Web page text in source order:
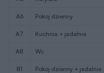
A6 pokój dzienny
A7 kuchnia + jadalnia
A8 wc
B1 pokój dzienny + jadalnia